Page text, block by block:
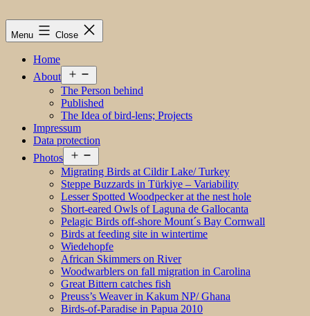
Menu Close
Home
About
menu
The Person behind
Published
The Idea of bird-lens; Projects
Impressum
Data protection
Photos
menu
Migrating Birds at Cildir Lake/ Turkey
Steppe Buzzards in Türkiye – Variability
Lesser Spotted Woodpecker at the nest hole
Short-eared Owls of Laguna de Gallocanta
Pelagic Birds off-shore Mount´s Bay Cornwall
Birds at feeding site in wintertime
Wiedehopfe
African Skimmers on River
Woodwarblers on fall migration in Carolina
Great Bittern catches fish
Preuss’s Weaver in Kakum NP/ Ghana
Birds-of-Paradise in Papua 2010